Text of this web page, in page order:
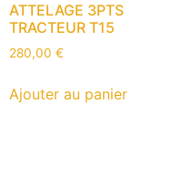
ATTELAGE 3PTS
TRACTEUR T15
280,00 €
Ajouter au panier